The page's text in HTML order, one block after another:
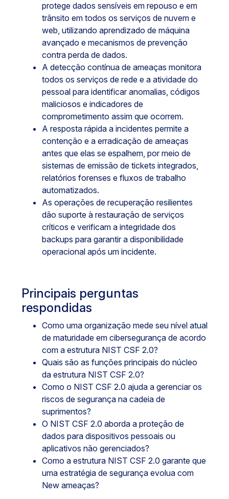
protege dados sensíveis em repouso e em
trânsito em todos os serviços de nuvem e
web, utilizando aprendizado de máquina
avançado e mecanismos de prevenção
contra perda de dados.
A detecção contínua de ameaças monitora
todos os serviços de rede e a atividade do
pessoal para identificar anomalias, códigos
maliciosos e indicadores de
comprometimento assim que ocorrem.
A resposta rápida a incidentes permite a
contenção e a erradicação de ameaças
antes que elas se espalhem, por meio de
sistemas de emissão de tickets integrados,
relatórios forenses e fluxos de trabalho
automatizados.
As operações de recuperação resilientes
dão suporte à restauração de serviços
críticos e verificam a integridade dos
backups para garantir a disponibilidade
operacional após um incidente.
Principais perguntas
respondidas
Como uma organização mede seu nível atual
de maturidade em cibersegurança de acordo
com a estrutura NIST CSF 2.0?
Quais são as funções principais do núcleo
da estrutura NIST CSF 2.0?
Como o NIST CSF 2.0 ajuda a gerenciar os
riscos de segurança na cadeia de
suprimentos?
O NIST CSF 2.0 aborda a proteção de
dados para dispositivos pessoais ou
aplicativos não gerenciados?
Como a estrutura NIST CSF 2.0 garante que
uma estratégia de segurança evolua com
New ameaças?